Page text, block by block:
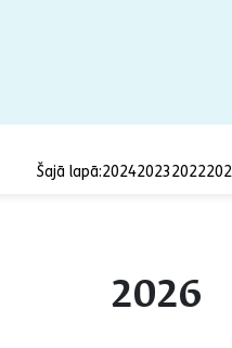
Šajā lapā:202420232022
2026